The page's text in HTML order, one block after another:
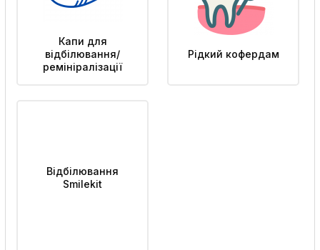
Капи для
відбілювання/
ремініралізації
Рідкий кофердам
Відбілювання
Smilekit